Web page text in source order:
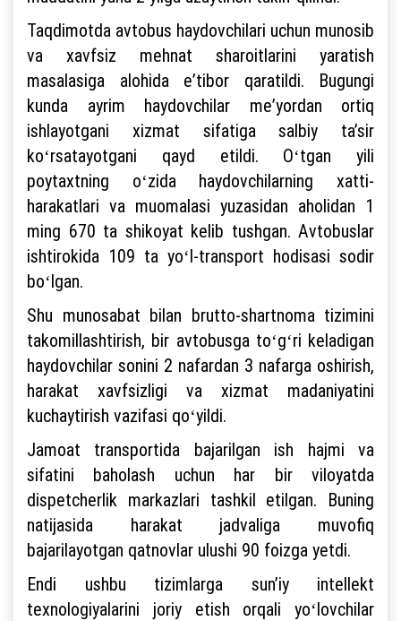
Taqdimotda avtobus haydovchilari uchun munosib
va xavfsiz mehnat sharoitlarini yaratish
masalasiga alohida eʼtibor qaratildi. Bugungi
kunda ayrim haydovchilar meʼyordan ortiq
ishlayotgani xizmat sifatiga salbiy taʼsir
koʻrsatayotgani qayd etildi. Oʻtgan yili
poytaxtning oʻzida haydovchilarning xatti-
harakatlari va muomalasi yuzasidan aholidan 1
ming 670 ta shikoyat kelib tushgan. Avtobuslar
ishtirokida 109 ta yoʻl-transport hodisasi sodir
boʻlgan.
Shu munosabat bilan brutto-shartnoma tizimini
takomillashtirish, bir avtobusga toʻgʻri keladigan
haydovchilar sonini 2 nafardan 3 nafarga oshirish,
harakat xavfsizligi va xizmat madaniyatini
kuchaytirish vazifasi qoʻyildi.
Jamoat transportida bajarilgan ish hajmi va
sifatini baholash uchun har bir viloyatda
dispetcherlik markazlari tashkil etilgan. Buning
natijasida harakat jadvaliga muvofiq
bajarilayotgan qatnovlar ulushi 90 foizga yetdi.
Endi ushbu tizimlarga sunʼiy intellekt
texnologiyalarini joriy etish orqali yoʻlovchilar